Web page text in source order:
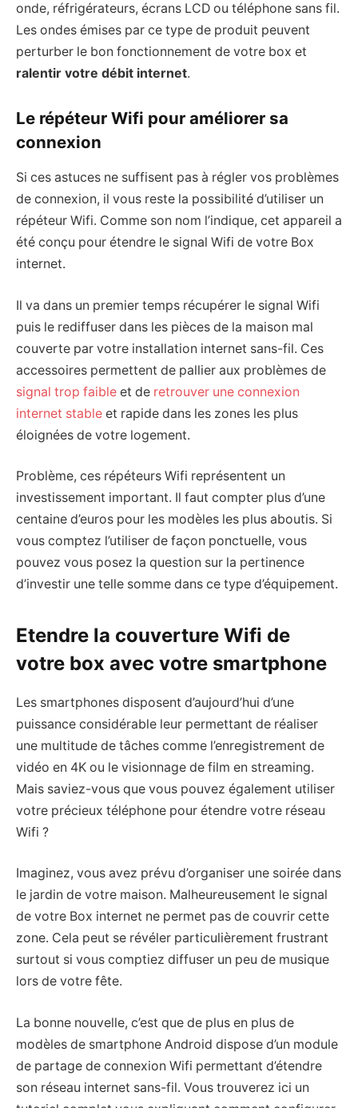
onde, réfrigérateurs, écrans LCD ou téléphone sans fil.
Les ondes émises par ce type de produit peuvent
perturber le bon fonctionnement de votre box et
ralentir votre débit internet.
Le répéteur Wifi pour améliorer sa
connexion
Si ces astuces ne suffisent pas à régler vos problèmes
de connexion, il vous reste la possibilité d’utiliser un
répéteur Wifi. Comme son nom l’indique, cet appareil a
été conçu pour étendre le signal Wifi de votre Box
internet.
Il va dans un premier temps récupérer le signal Wifi
puis le rediffuser dans les pièces de la maison mal
couverte par votre installation internet sans-fil. Ces
accessoires permettent de pallier aux problèmes de
signal trop faible et de retrouver une connexion
internet stable et rapide dans les zones les plus
éloignées de votre logement.
Problème, ces répéteurs Wifi représentent un
investissement important. Il faut compter plus d’une
centaine d’euros pour les modèles les plus aboutis. Si
vous comptez l’utiliser de façon ponctuelle, vous
pouvez vous posez la question sur la pertinence
d’investir une telle somme dans ce type d’équipement.
Etendre la couverture Wifi de
votre box avec votre smartphone
Les smartphones disposent d’aujourd’hui d’une
puissance considérable leur permettant de réaliser
une multitude de tâches comme l’enregistrement de
vidéo en 4K ou le visionnage de film en streaming.
Mais saviez-vous que vous pouvez également utiliser
votre précieux téléphone pour étendre votre réseau
Wifi ?
Imaginez, vous avez prévu d’organiser une soirée dans
le jardin de votre maison. Malheureusement le signal
de votre Box internet ne permet pas de couvrir cette
zone. Cela peut se révéler particulièrement frustrant
surtout si vous comptiez diffuser un peu de musique
lors de votre fête.
La bonne nouvelle, c’est que de plus en plus de
modèles de smartphone Android dispose d’un module
de partage de connexion Wifi permettant d’étendre
son réseau internet sans-fil. Vous trouverez ici un